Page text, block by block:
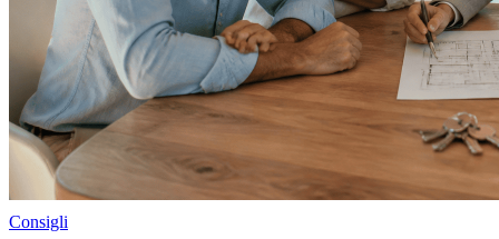
Consigli